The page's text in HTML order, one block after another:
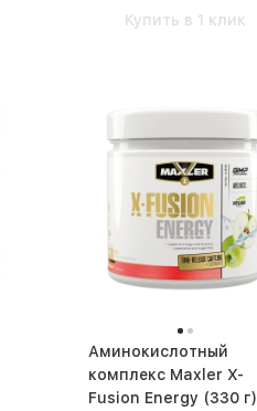
Купить в 1 клик
Аминокислотный
комплекс Maxler X-
Fusion Energy (330 г)